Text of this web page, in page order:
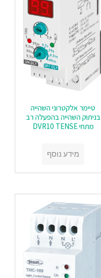
טיימר אלקטרוני השהייה
בניתוק השהייה בהפעלה רב
מתחי DVR10 TENSE
מידע נוסף